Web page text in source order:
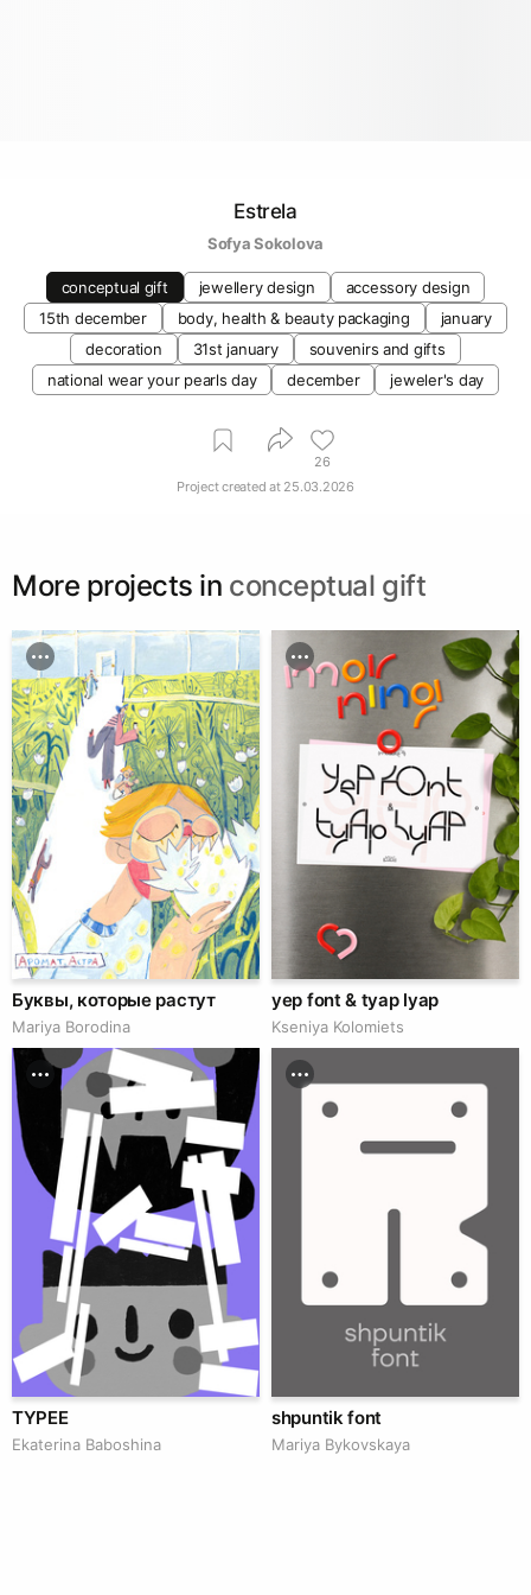
Estrela
Sofya Sokolova
conceptual gift jewellery design
accessory design
15th december
body, health & beauty packaging
january
decoration
31st january
souvenirs and gifts
national wear your pearls dаy
december jeweler's day
26
Project created at 25.03.2026
More projects in conceptual gift
Буквы, которые растут
Mariya Borodina
yep font & tyap lyap
Kseniya Kolomiets
TYPEE
Ekaterina Baboshina
shpuntik font
Mariya Bykovskaya